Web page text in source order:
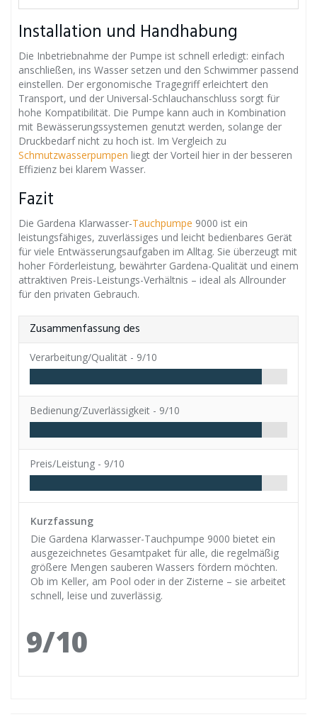
Installation und Handhabung
Die Inbetriebnahme der Pumpe ist schnell erledigt: einfach
anschließen, ins Wasser setzen und den Schwimmer passend
einstellen. Der ergonomische Tragegriff erleichtert den
Transport, und der Universal-Schlauchanschluss sorgt für
hohe Kompatibilität. Die Pumpe kann auch in Kombination
mit Bewässerungssystemen genutzt werden, solange der
Druckbedarf nicht zu hoch ist. Im Vergleich zu
Schmutzwasserpumpen liegt der Vorteil hier in der besseren
Effizienz bei klarem Wasser.
Fazit
Die Gardena Klarwasser-Tauchpumpe 9000 ist ein
leistungsfähiges, zuverlässiges und leicht bedienbares Gerät
für viele Entwässerungsaufgaben im Alltag. Sie überzeugt mit
hoher Förderleistung, bewährter Gardena-Qualität und einem
attraktiven Preis-Leistungs-Verhältnis – ideal als Allrounder
für den privaten Gebrauch.
Zusammenfassung des
Verarbeitung/Qualität - 9/10
Bedienung/Zuverlässigkeit - 9/10
Preis/Leistung - 9/10
Kurzfassung
Die Gardena Klarwasser-Tauchpumpe 9000 bietet ein
ausgezeichnetes Gesamtpaket für alle, die regelmäßig
größere Mengen sauberen Wassers fördern möchten.
Ob im Keller, am Pool oder in der Zisterne – sie arbeitet
schnell, leise und zuverlässig.
9/10